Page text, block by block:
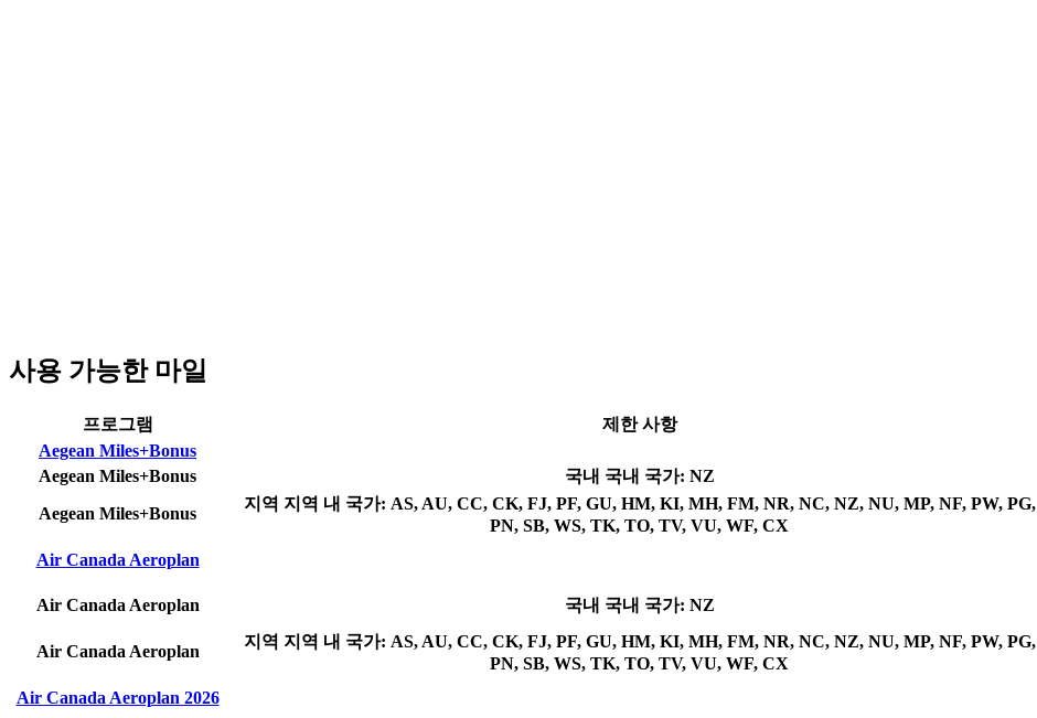
사용 가능한 마일
프로그램 제한 사항
Aegean Miles+Bonus
Aegean Miles+Bonus
국내 국내 국가: NZ
Aegean Miles+Bonus
지역 지역 내 국가: AS, AU, CC, CK, FJ, PF, GU, HM, KI, MH, FM, NR, NC, NZ, NU, MP, NF, PW, PG,
PN, SB, WS, TK, TO, TV, VU, WF, CX
Air Canada Aeroplan
Air Canada Aeroplan 국내 국내 국가: NZ
Air Canada Aeroplan
지역 지역 내 국가: AS, AU, CC, CK, FJ, PF, GU, HM, KI, MH, FM, NR, NC, NZ, NU, MP, NF, PW, PG,
PN, SB, WS, TK, TO, TV, VU, WF, CX
Air Canada Aeroplan 2026